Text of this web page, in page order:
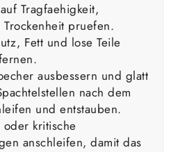
Tragfaehigkeit,
pruefen.
Fett und lose Teile
ausbessern und glatt
nach dem
und entstauben.
kritische
anschleifen, damit das